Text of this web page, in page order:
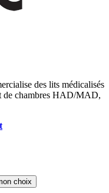
des lits médicalisés
de chambres HAD/MAD,
choix